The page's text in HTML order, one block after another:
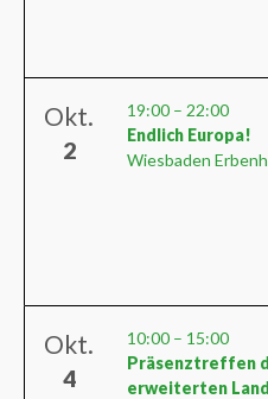
Okt.
2
19:00 – 22:00
Endlich Europa!
Wiesbaden
Okt.
4
10:00 – 15:00
Präsenztreffen
erweiterten